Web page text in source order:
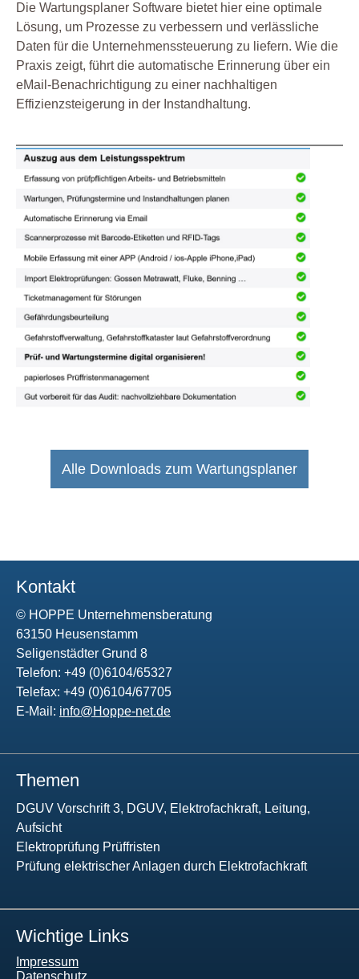
Die Wartungsplaner Software bietet hier eine optimale
Lösung, um Prozesse zu verbessern und verlässliche
Daten für die Unternehmenssteuerung zu liefern. Wie die
Praxis zeigt, führt die automatische Erinnerung über ein
eMail-Benachrichtigung zu einer nachhaltigen
Effizienzsteigerung in der Instandhaltung.
Alle Downloads zum Wartungsplaner
Kontakt
© HOPPE Unternehmensberatung
63150 Heusenstamm
Seligenstädter Grund 8
Telefon: +49 (0)6104/65327
Telefax: +49 (0)6104/67705
E-Mail: info@Hoppe-net.de
Themen
DGUV Vorschrift 3, DGUV, Elektrofachkraft, Leitung,
Aufsicht
Elektroprüfung Prüffristen
Prüfung elektrischer Anlagen durch Elektrofachkraft
Wichtige Links
Impressum
Datenschutz